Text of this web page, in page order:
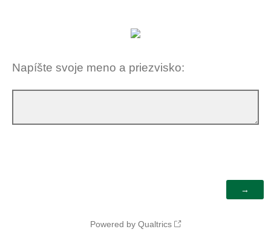
Napíšte svoje meno a priezvisko:
Powered by Qualtrics